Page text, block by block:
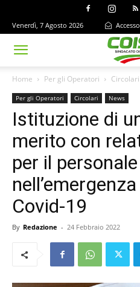
Venerdì, 7 Agosto 2026
Home Per gli Operatori Circolari
Per gli Operatori Circolari News
Istituzione di
merito con
per il
Covid-19
By Redazione - 24 Febbraio 2022